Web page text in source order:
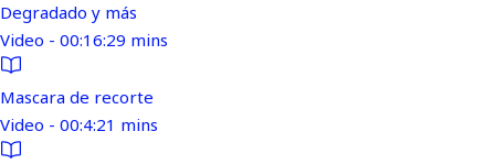
Degradado y más
Video - 00:16:29 mins
Mascara de recorte
Video - 00:4:21 mins